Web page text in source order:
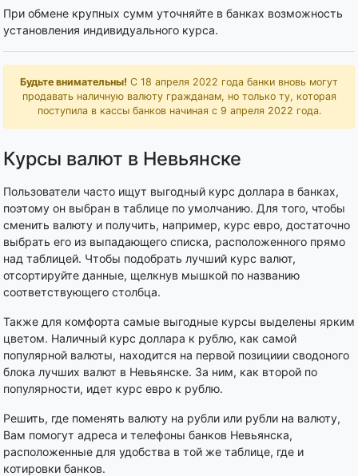
При обмене крупных сумм уточняйте в банках возможность
установления индивидуального курса.
Будьте внимательны! С 18 апреля 2022 года банки вновь могут
продавать наличную валюту гражданам, но только ту, которая
поступила в кассы банков начиная с 9 апреля 2022 года.
Курсы валют в Невьянске
Пользователи часто ищут выгодный курс доллара в банках,
поэтому он выбран в таблице по умолчанию. Для того, чтобы
сменить валюту и получить, например, курс евро, достаточно
выбрать его из выпадающего списка, расположенного прямо
над таблицей. Чтобы подобрать лучший курс валют,
отсортируйте данные, щелкнув мышкой по названию
соответствующего столбца.
Также для комфорта самые выгодные курсы выделены ярким
цветом. Наличный курс доллара к рублю, как самой
популярной валюты, находится на первой позициии сводоного
блока лучших валют в Невьянске. За ним, как второй по
популярности, идет курс евро к рублю.
Решить, где поменять валюту на рубли или рубли на валюту,
Вам помогут адреса и телефоны банков Невьянска,
расположенные для удобства в той же таблице, где и
котировки банков.